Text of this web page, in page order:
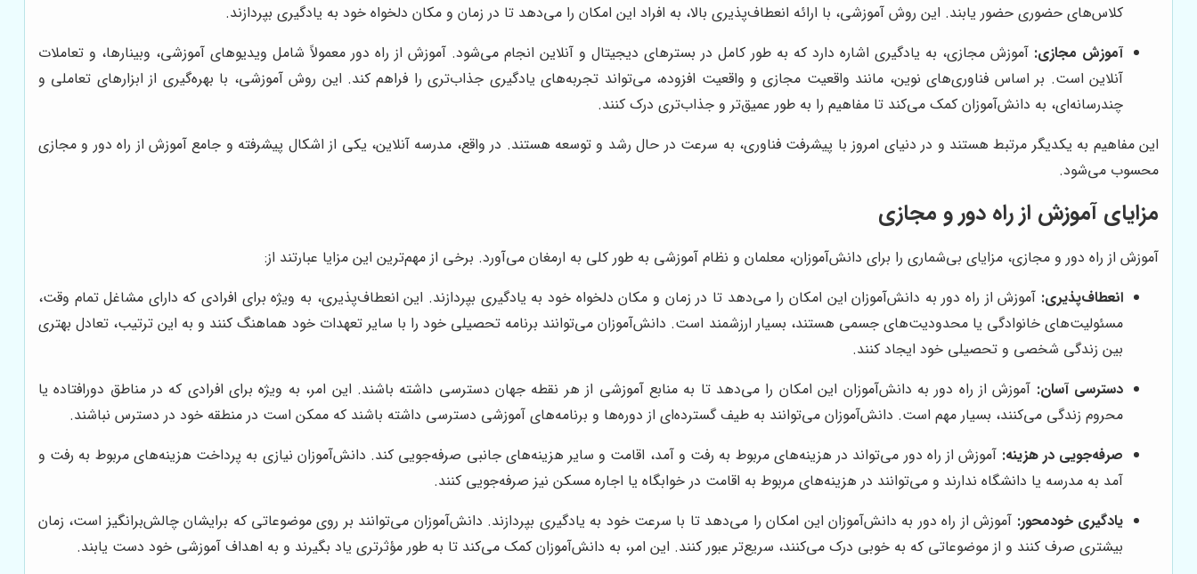
کلاس‌های حضوری حضور یابند. این روش آموزشی، با ارائه انعطاف‌پذیری بالا، به افراد این امکان را می‌دهد تا در زمان و مکان دلخواه خود به یادگیری بپردازند.
آموزش مجازی: آموزش مجازی، به یادگیری اشاره دارد که به طور کامل در بسترهای دیجیتال و آنلاین انجام می‌شود. آموزش از راه دور معمولاً شامل ویدیوهای آموزشی، وبینارها، و تعاملات
آنلاین است. بر اساس فناوری‌های نوین، مانند واقعیت مجازی و واقعیت افزوده، می‌تواند تجربه‌های یادگیری جذاب‌تری را فراهم کند. این روش آموزشی، با بهره‌گیری از ابزارهای تعاملی و
چندرسانه‌ای، به دانش‌آموزان کمک می‌کند تا مفاهیم را به طور عمیق‌تر و جذاب‌تری درک کنند.
این مفاهیم به یکدیگر مرتبط هستند و در دنیای امروز با پیشرفت فناوری، به سرعت در حال رشد و توسعه هستند. در واقع، مدرسه آنلاین، یکی از اشکال پیشرفته و جامع آموزش از راه دور و مجازی
محسوب می‌شود.
مزایای آموزش از راه دور و مجازی
آموزش از راه دور و مجازی، مزایای بی‌شماری را برای دانش‌آموزان، معلمان و نظام آموزشی به طور کلی به ارمغان می‌آورد. برخی از مهم‌ترین این مزایا عبارتند از:
انعطاف‌پذیری: آموزش از راه دور به دانش‌آموزان این امکان را می‌دهد تا در زمان و مکان دلخواه خود به یادگیری بپردازند. این انعطاف‌پذیری، به ویژه برای افرادی که دارای مشاغل تمام وقت،
مسئولیت‌های خانوادگی یا محدودیت‌های جسمی هستند، بسیار ارزشمند است. دانش‌آموزان می‌توانند برنامه تحصیلی خود را با سایر تعهدات خود هماهنگ کنند و به این ترتیب، تعادل بهتری
بین زندگی شخصی و تحصیلی خود ایجاد کنند.
دسترسی آسان: آموزش از راه دور به دانش‌آموزان این امکان را می‌دهد تا به منابع آموزشی از هر نقطه جهان دسترسی داشته باشند. این امر، به ویژه برای افرادی که در مناطق دورافتاده یا
محروم زندگی می‌کنند، بسیار مهم است. دانش‌آموزان می‌توانند به طیف گسترده‌ای از دوره‌ها و برنامه‌های آموزشی دسترسی داشته باشند که ممکن است در منطقه خود در دسترس نباشند.
صرفه‌جویی در هزینه: آموزش از راه دور می‌تواند در هزینه‌های مربوط به رفت و آمد، اقامت و سایر هزینه‌های جانبی صرفه‌جویی کند. دانش‌آموزان نیازی به پرداخت هزینه‌های مربوط به رفت و
آمد به مدرسه یا دانشگاه ندارند و می‌توانند در هزینه‌های مربوط به اقامت در خوابگاه یا اجاره مسکن نیز صرفه‌جویی کنند.
یادگیری خودمحور: آموزش از راه دور به دانش‌آموزان این امکان را می‌دهد تا با سرعت خود به یادگیری بپردازند. دانش‌آموزان می‌توانند بر روی موضوعاتی که برایشان چالش‌برانگیز است، زمان
بیشتری صرف کنند و از موضوعاتی که به خوبی درک می‌کنند، سریع‌تر عبور کنند. این امر، به دانش‌آموزان کمک می‌کند تا به طور مؤثرتری یاد بگیرند و به اهداف آموزشی خود دست یابند.